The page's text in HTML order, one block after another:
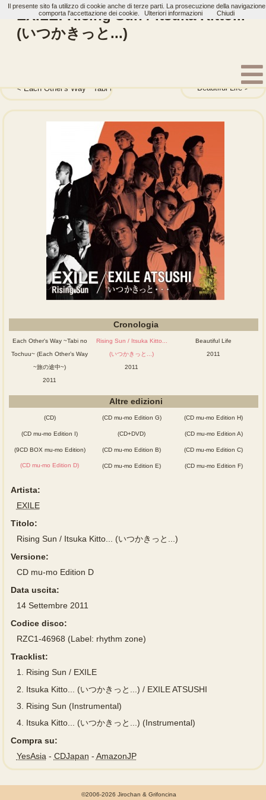
EXILE: Rising Sun / Itsuka Kitto...
(いつかきっと...)
Each Other's Way ~Tabi no Tochuu~ (Each Other’s Way ~旅の途中~)
Beautiful Life
Cronologia
Each Other's Way ~Tabi no
Tochuu~ (Each Other’s Way
~旅の途中~)
2011
Rising Sun / Itsuka Kitto...
(いつかきっと...)
2011
Beautiful Life
2011
Altre edizioni
(CD) (CD mu-mo Edition G) (CD mu-mo Edition H)
(CD mu-mo Edition I) (CD+DVD) (CD mu-mo Edition A)
(9CD BOX mu-mo Edition) (CD mu-mo Edition B) (CD mu-mo Edition C)
(CD mu-mo Edition D) (CD mu-mo Edition E) (CD mu-mo Edition F)
Artista:
EXILE
Titolo:
Rising Sun / Itsuka Kitto... (いつかきっと...)
Versione:
CD mu-mo Edition D
Data uscita:
14 Settembre 2011
Codice disco:
RZC1-46968 (Label: rhythm zone)
Tracklist:
1.
Rising Sun / EXILE
2.
Itsuka Kitto... (いつかきっと...) / EXILE ATSUSHI
3.
Rising Sun (Instrumental)
4. Itsuka Kitto... (いつかきっと...) (Instrumental)
Compra su:
YesAsia- CDJapan - AmazonJP
©2006-2026 Jirochan & Grifoncina
Il presente sito fa utilizzo di cookie anche di terze parti. La prosecuzione della navigazione
comporta l'accettazione dei cookie.
Ulteriori informazioni Chiudi